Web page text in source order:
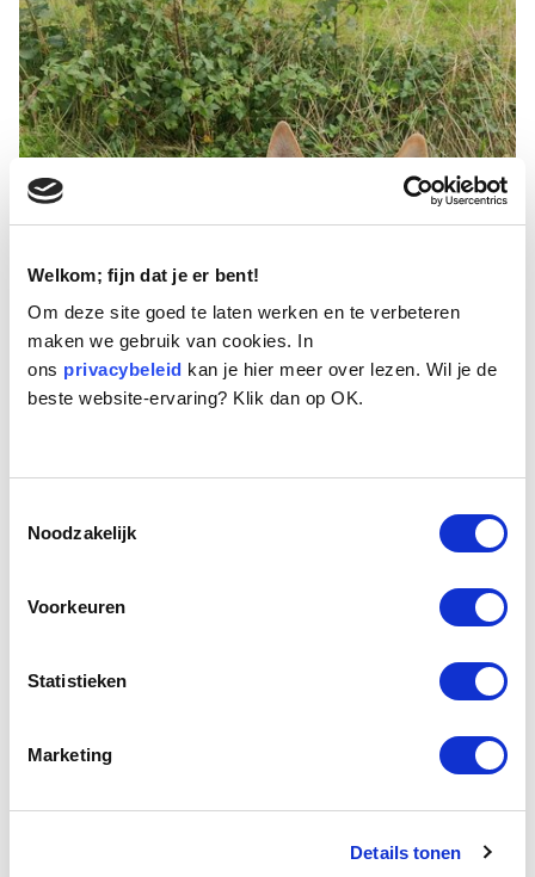
Welkom; fijn dat je er bent!
Om deze site goed te laten werken en te verbeteren
maken we gebruik van cookies. In
ons privacybeleid kan je hier meer over lezen. Wil je de
beste website-ervaring? Klik dan op OK.
Noodzakelijk
Voorkeuren
Statistieken
Marketing
Details tonen